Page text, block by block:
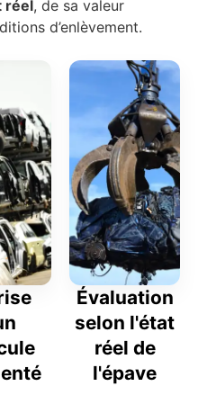
réel, de sa valeur
d’enlèvement.
Évaluation
selon l'état
réel de
l'épave